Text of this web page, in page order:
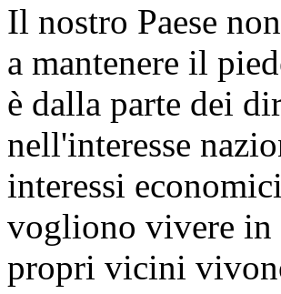
Il nostro Paese
a mantenere il
è dalla parte dei
nell'interesse
interessi
vogliono vivere in
propri vicini